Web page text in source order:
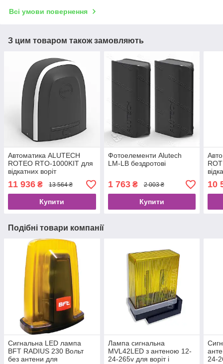
Всі умови повернення
З цим товаром також замовляють
Автоматика ALUTECH
ROTEO RTO-1000KIT для
відкатних воріт
11 936 ₴ 13 564 ₴
Купити
Фотоелементи Alutech
LM-LB бездротові
1 763₴ 2 003 ₴
Купити
10
Подібні товари компанії
Сигнальна LED лампа
BFT RADIUS 230 Вольт
без антени для
Лампа сигнальна
MVL42LED з антеною 12-
24-265v для воріт і
24-